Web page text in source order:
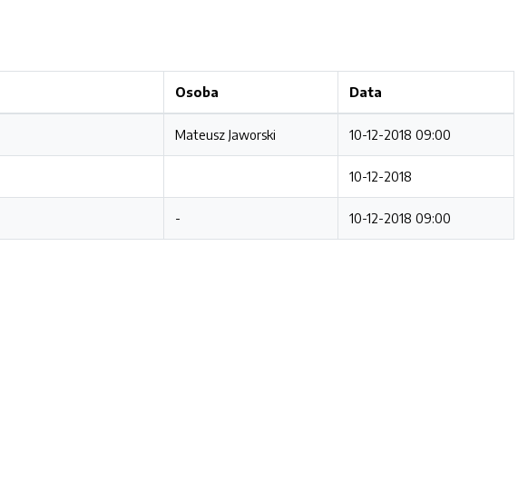
Osoba Data
Mateusz Jaworski 10-12-2018 09:00
10-12-2018
- 10-12-2018 09:00